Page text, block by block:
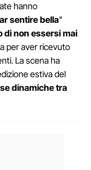
hanno
sentire bella"
di non essersi mai
per aver ricevuto
La scena ha
estiva del
dinamichetra